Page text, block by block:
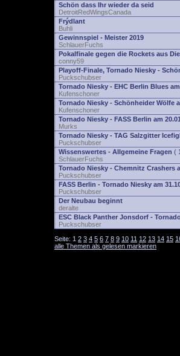
Schön dass Ihr wieder da seid
DetroitRedWingsCanada
Frýdlant
Buhli
Gewinnspiel - Meister 2019
SchlauerFuchs
Pokalfinale gegen die Rockets aus
conny59
Playoff-Finale, Tornado Niesky -
Puckschubser
Tornado Niesky - EHC Berlin Blues am
Kufenschoner
Tornado Niesky - Schönheider Wölfe
Kufenschoner
Tornado Niesky - FASS Berlin am
Murks
Tornado Niesky - TAG Salzgitter
Puckschubser
Wissenswertes - Allgemeine Fragen ( 1
SchlauerFuchs
Tornado Niesky - Chemnitz Crashers
Puckschubser
FASS Berlin - Tornado Niesky am
Puckschubser
Der Neubau beginnt
deralte
ESC Black Panther Jonsdorf -
Puckschubser
Seite: 1 2 3 4 5 6 7 8 9 10 11 12 13 14 15
alle Themen als gelesen markieren